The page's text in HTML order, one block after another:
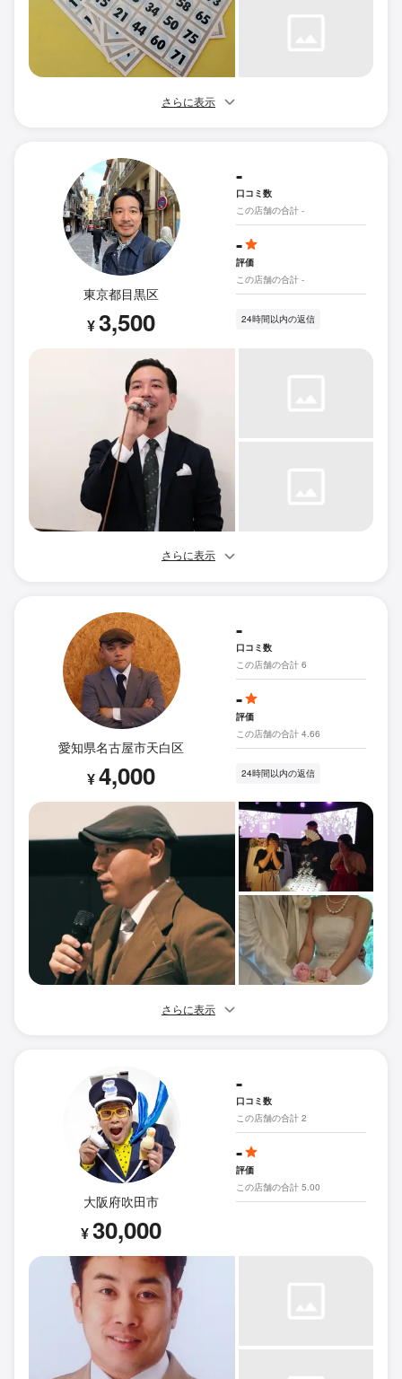
さらに表示
東京都目黒区
¥3,500
-
口コミ数
この店舗の合計 -
-
評価
この店舗の合計 -
24時間以内の返信
さらに表示
愛知県名古屋市天白区
¥4,000
-
口コミ数
この店舗の合計 6
-
評価
この店舗の合計 4.66
24時間以内の返信
さらに表示
大阪府吹田市
¥30,000
-
口コミ数
この店舗の合計 2
-
評価
この店舗の合計 5.00